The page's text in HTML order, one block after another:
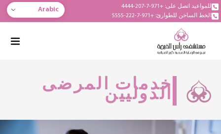
للمواعيد اتصل على: +971-7-207-4444
الخط الساخن للطوارئ: +971-7-222-5555
Arabic
خدمات المرضى
الدوليين